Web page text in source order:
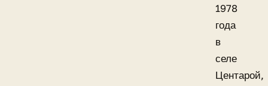
1978
года
в
селе
Центарой,